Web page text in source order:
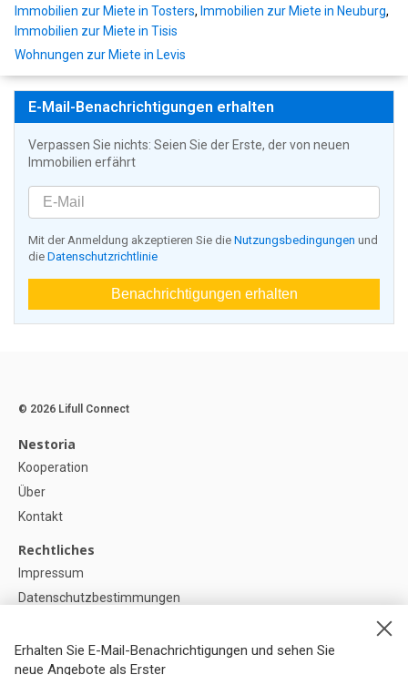
Immobilien zur Miete in Tosters, Immobilien zur Miete in Neuburg,
Immobilien zur Miete in Tisis
Wohnungen zur Miete in Levis
E-Mail-Benachrichtigungen erhalten
Verpassen Sie nichts: Seien Sie der Erste, der von neuen
Immobilien erfährt
Mit der Anmeldung akzeptieren Sie die Nutzungsbedingungen und
die Datenschutzrichtlinie
Benachrichtigungen erhalten
Erhalten Sie E-Mail-Benachrichtigungen und sehen Sie
neue Angebote als Erster
© 2026 Lifull Connect
Nestoria
Kooperation
Über
Kontakt
Rechtliches
Impressum
Datenschutzbestimmungen
Cookie-Einstellunge